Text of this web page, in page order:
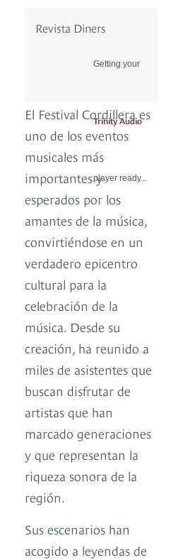
Revista Diners
Getting your
Trinity Audio
player ready...
El Festival Cordillera es
uno de los eventos
musicales más
importantes y
esperados por los
amantes de la música,
convirtiéndose en un
verdadero epicentro
cultural para la
celebración de la
música. Desde su
creación, ha reunido a
miles de asistentes que
buscan disfrutar de
artistas que han
marcado generaciones
y que representan la
riqueza sonora de la
región.
Sus escenarios han
acogido a leyendas de